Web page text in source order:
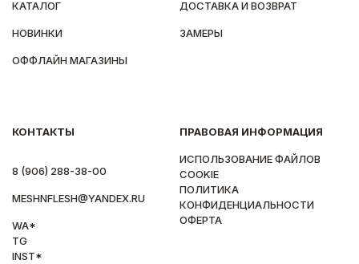
КАТАЛОГ
НОВИНКИ
ОФФЛАЙН МАГАЗИНЫ
ДОСТАВКА И ВОЗВРАТ
ЗАМЕРЫ
КОНТАКТЫ
8 (906) 288-38-00
MESHNFLESH@YANDEX.RU
WA*
TG
INST*
ПРАВОВАЯ ИНФОРМАЦИЯ
ИСПОЛЬЗОВАНИЕ ФАЙЛОВ
COOKIE
ПОЛИТИКА
КОНФИДЕНЦИАЛЬНОСТИ
ОФЕРТА